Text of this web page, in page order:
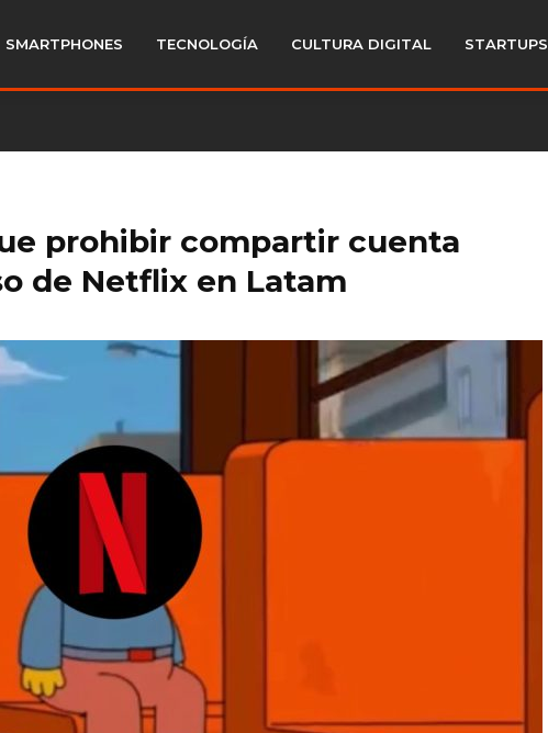
SMARTPHONES TECNOLOGÍA CULTURA DIGITAL STARTUPS
prohibir compartir cuenta
de Netflix en Latam